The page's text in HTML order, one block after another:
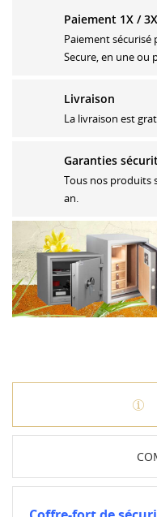
Paiement 1X /
Paiement sécurisé
Secure, en une ou
Livraison
La livraison est
Garanties
Tous nos produits
an.